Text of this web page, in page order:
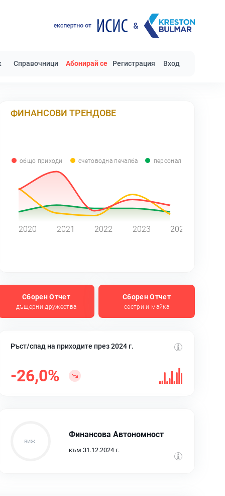
Справочници Абонирай се Регистрация Вход
ФИНАНСОВИ ТРЕНДОВЕ
общо приходи счетоводна печалба персонал
2020 2021 2022 2023 2024
Сборен Отчет
дъщерни дружества
Сборен Отчет
сестри и майка
Ръст/спад на приходите през 2024 г.
-26,0%
Финансова Автономност
към 31.12.2024 г.